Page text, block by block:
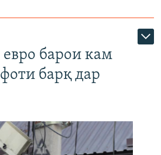
барои кам
барқ дар